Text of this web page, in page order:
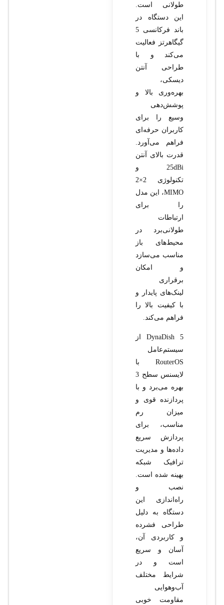
طولانی است.
این دستگاه در
باند فرکانسی 5
گیگاهرتز فعالیت
می‌کند و با
طراحی آنتن
دیسکی،
بهره‌وری بالا و
پوشش‌دهی
وسیع را برای
کاربران حرفه‌ای
فراهم می‌آورد.
قدرت بالای آنتن
25dBi و
تکنولوژی 2×2
MIMO، این مدل
را برای
ارتباطات
طولانی‌برد در
محیط‌های باز
مناسب می‌سازد
و امکان
برقراری
لینک‌های پایدار و
با کیفیت بالا را
فراهم می‌کند.
DynaDish 5 از
سیستم‌عامل
RouterOS با
لایسنس سطح 3
بهره می‌برد و با
پردازنده قوی و
میزان رم
مناسب، برای
پردازش سریع
داده‌ها و مدیریت
ترافیک شبکه
بهینه شده است.
نصب و
راه‌اندازی این
دستگاه به دلیل
طراحی فشرده
و کاربردی آن،
آسان و سریع
است و در
شرایط مختلف
آب‌وهوایی
مقاومت خوبی